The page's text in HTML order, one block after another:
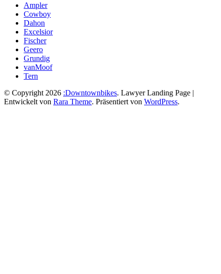
Ampler
Cowboy
Dahon
Excelsior
Fischer
Geero
Grundig
vanMoof
Tern
© Copyright 2026 :Downtownbikes. Lawyer Landing Page |
Entwickelt von Rara Theme. Präsentiert von WordPress.